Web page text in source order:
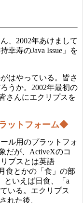
、2002年あけまして
幸寿のJava Issue」を
はやっている。皆さ
うか。2002年最初の
さんにエクリプスを
ットフォーム◆
ル用のプラットフォ
だが、ActiveXのコ
プスとは英語
食とかの「食」の部
といえば日食、「a
いる。エクリプス
れた後、